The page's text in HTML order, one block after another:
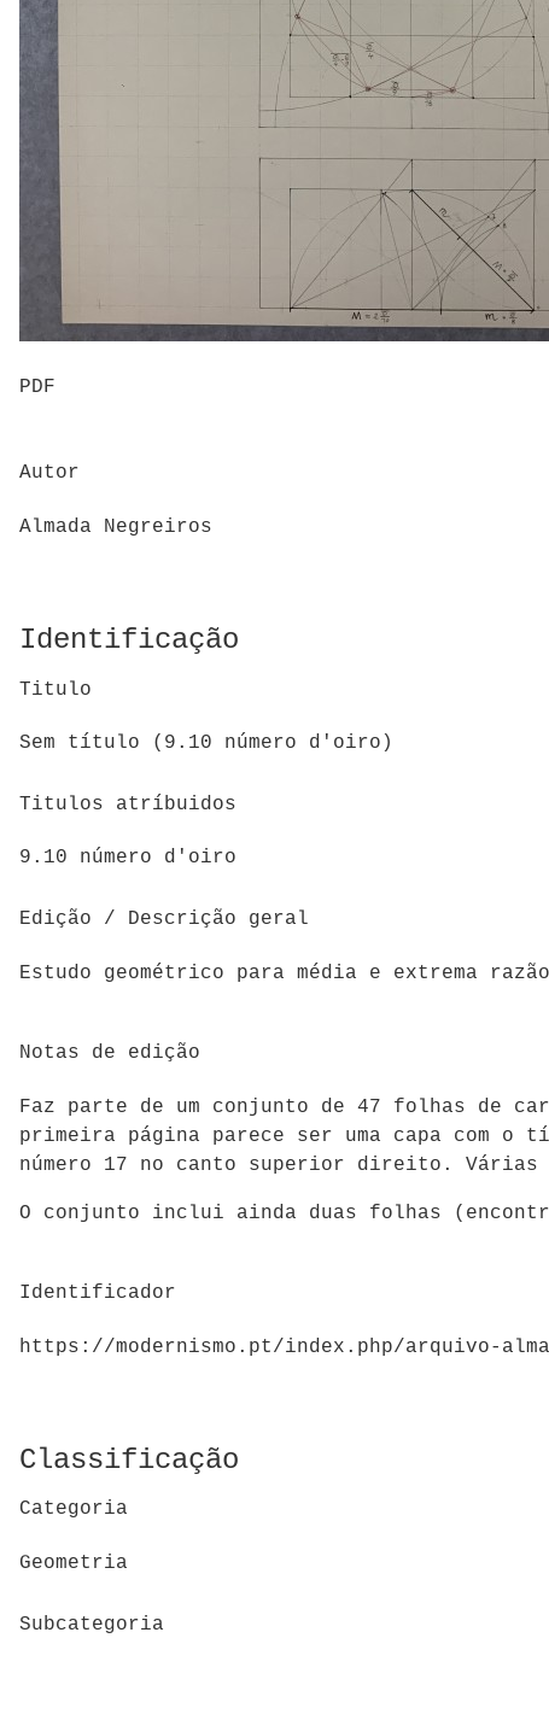
PDF
Autor
Almada Negreiros
Identificação
Titulo
Sem título (9.10 número d'oiro)
Titulos atríbuidos
9.10 número d'oiro
Edição / Descrição geral
Estudo geométrico para média e extrema
Notas de edição
Faz parte de um conjunto de 47 folhas de
primeira página parece ser uma capa com o
número 17 no canto superior direito. Várias
O conjunto inclui ainda duas folhas
Identificador
https://modernismo.pt/index.php/arquivo-
Classificação
Categoria
Geometria
Subcategoria